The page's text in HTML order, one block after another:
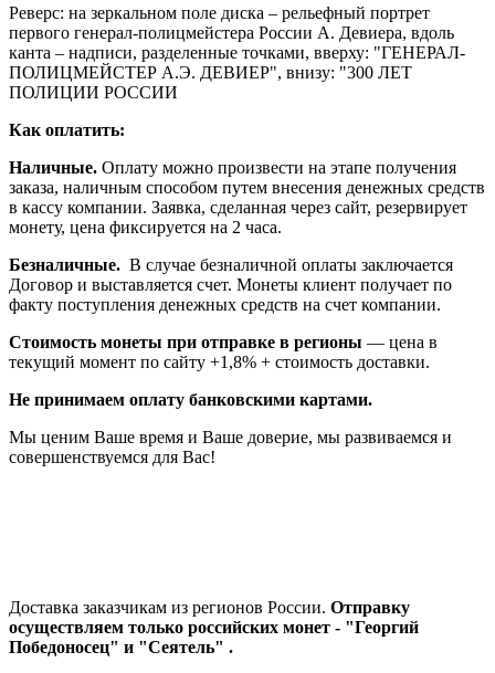
Реверс: на зеркальном поле диска – рельефный портрет
первого генерал-полицмейстера России А. Девиера, вдоль
канта – надписи, разделенные точками, вверху: "ГЕНЕРАЛ-
ПОЛИЦМЕЙСТЕР А.Э. ДЕВИЕР", внизу: "300 ЛЕТ
ПОЛИЦИИ РОССИИ
Как оплатить:
Наличные. Оплату можно произвести на этапе получения
заказа, наличным способом путем внесения денежных средств
в кассу компании. Заявка, сделанная через сайт, резервирует
монету, цена фиксируется на 2 часа.
Безналичные. В случае безналичной оплаты заключается
Договор и выставляется счет. Монеты клиент получает по
факту поступления денежных средств на счет компании.
Стоимость монеты при отправке в регионы — цена в
текущий момент по сайту +1,8% + стоимость доставки.
Не принимаем оплату банковскими картами.
Мы ценим Ваше время и Ваше доверие, мы развиваемся и
совершенствуемся для Вас!
Доставка заказчикам из регионов России. Отправку
осуществляем только российских монет - "Георгий
Победоносец" и "Сеятель" .